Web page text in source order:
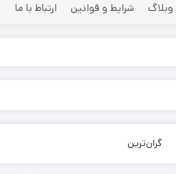
وبلاگ شرایط و قوانین ارتباط با ما
گران‌ترین